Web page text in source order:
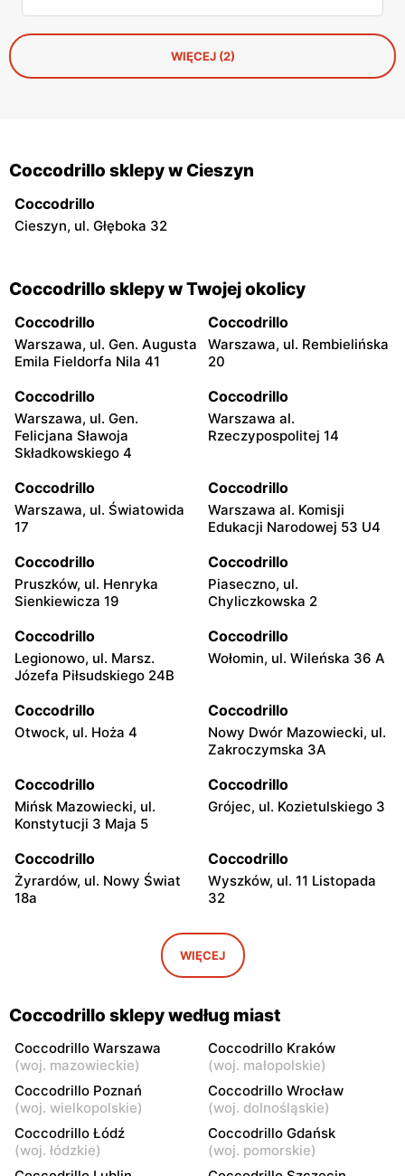
WIĘCEJ (2)
Coccodrillo sklepy w Cieszyn
Coccodrillo
Cieszyn, ul. Głęboka 32
Coccodrillo sklepy w Twojej okolicy
Coccodrillo
Warszawa, ul. Gen. Augusta
Emila Fieldorfa Nila 41
Coccodrillo
Warszawa, ul. Rembielińska
20
Coccodrillo
Warszawa, ul. Gen.
Felicjana Sławoja
Składkowskiego 4
Coccodrillo
Warszawa al.
Rzeczypospolitej 14
Coccodrillo
Warszawa, ul. Światowida
17
Coccodrillo
Warszawa al. Komisji
Edukacji Narodowej 53 U4
Coccodrillo
Pruszków, ul. Henryka
Sienkiewicza 19
Coccodrillo
Piaseczno, ul.
Chyliczkowska 2
Coccodrillo
Legionowo, ul. Marsz.
Józefa Piłsudskiego 24B
Coccodrillo
Wołomin, ul. Wileńska 36 A
Coccodrillo
Otwock, ul. Hoża 4
Coccodrillo
Nowy Dwór Mazowiecki, ul.
Zakroczymska 3A
Coccodrillo
Mińsk Mazowiecki, ul.
Konstytucji 3 Maja 5
Coccodrillo
Grójec, ul. Kozietulskiego 3
Coccodrillo
Żyrardów, ul. Nowy Świat
18a
Coccodrillo
Wyszków, ul. 11 Listopada
32
Pułtusk, ul. Świętojańska 7
Coccodrillo
Garwolin, ul. Kościuszki 22C
Płońsk, ul. Grunwaldzka 31
Skierniewice, ul.
Jagiellońska 8/16
Coccodrillo
Maków Mazowiecki, ul.
Rynek 5
Coccodrillo
Łowicz, ul. Krakowska 15
Coccodrillo
Ciechanów, ul. Niechodzka
Coccodrillo
Kozienice, ul. Batalionów
WIĘCEJ
Coccodrillo sklepy według miast
Coccodrillo Warszawa
(woj. mazowieckie)
Coccodrillo Kraków
(woj. małopolskie)
Coccodrillo Poznań
(woj. wielkopolskie)
Coccodrillo Wrocław
(woj. dolnośląskie)
Coccodrillo Łódź
(woj. łódzkie)
Coccodrillo Gdańsk
(woj. pomorskie)